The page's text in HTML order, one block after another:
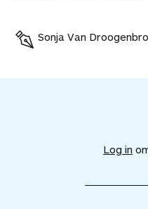
Sonja Van
g
i
Log in